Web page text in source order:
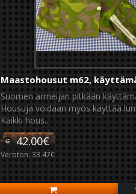
Maastohousut m62,
Suomen armeijan pitkään
Housuja voidaan myös käyttää
Kaikki hous..
42.00€
Veroton: 33.47€